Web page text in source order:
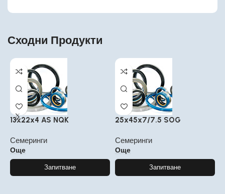
Сходни Продукти
13x22x4 AS NQK
Семеринги
Още
Запитване
25x45x7/7.5 SOG
Семеринги
Още
Запитване